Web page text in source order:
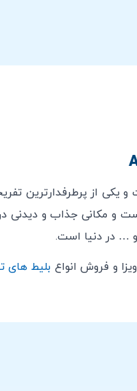
و یکشنبه فعال می باشد.
از پرطرفدارترین
و … در دنیا است.
و فروش انواع بلیط های